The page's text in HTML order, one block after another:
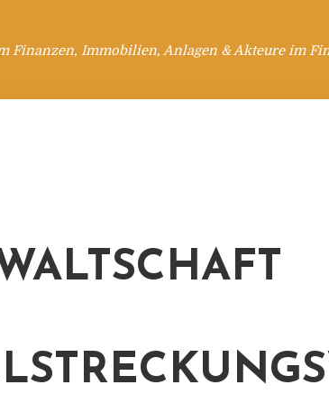
Finanzen, Immobilien, Anlagen & Akteure im